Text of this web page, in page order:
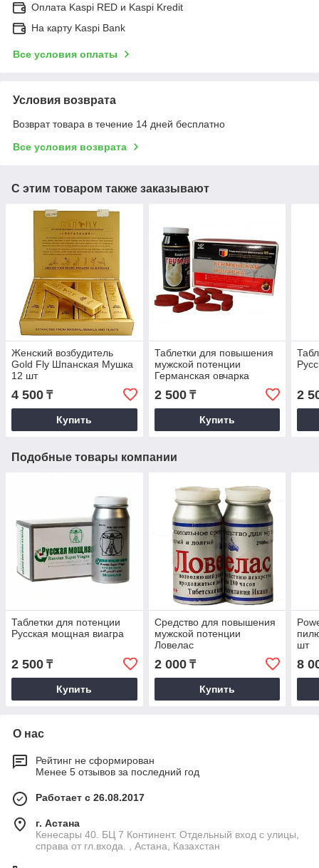
Оплата Kaspi RED и Kaspi Kredit
На карту Kaspi Bank
Все условия оплаты
Условия возврата
Возврат товара в течение 14 дней бесплатно
Все условия возврата
С этим товаром также заказывают
Женский возбудитель
Gold Fly Шпанская Мушка
12 шт
4 500 ₸
Купить
Таблетки для повышения
мужской потенции
Германская овчарка
2 500₸
Купить
2
Подобные товары компании
Таблетки для потенции
Русская мощная виагра
2 500 ₸
Купить
Средство для повышения
мужской потенции
Ловелас
2 000₸
Купить
шт
8
О нас
Рейтинг не сформирован
Менее 5 отзывов за последний год
Работает с 26.08.2017
г. Астана
Кенесары 40. БЦ 7 Континент. Отдельный вход с улицы,
справа от гл.входа. , Астана, Казахстан